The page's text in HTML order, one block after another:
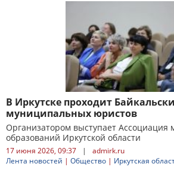
В Иркутске проходит
муниципальных юристов
Организатором выступает Ассоциация
образований Иркутской области
17 июня 2026, 09:37 |
admirk.ru
Лента новостей | Общество | Иркутская